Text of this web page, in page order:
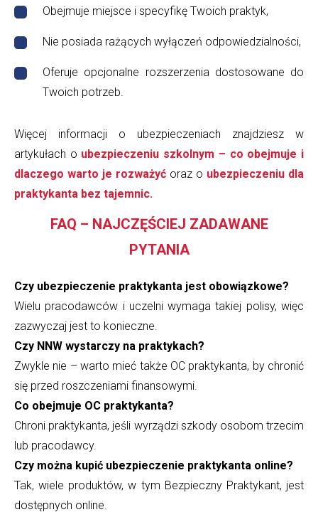
Obejmuje miejsce i specyfikę Twoich praktyk,
Nie posiada rażących wyłączeń odpowiedzialności,
Oferuje opcjonalne rozszerzenia dostosowane do
Twoich potrzeb.
Więcej informacji o ubezpieczeniach znajdziesz w
artykułach o ubezpieczeniu szkolnym – co obejmuje i
dlaczego warto je rozważyć oraz o ubezpieczeniu dla
praktykanta bez tajemnic.
FAQ – NAJCZĘŚCIEJ ZADAWANE
PYTANIA
Czy ubezpieczenie praktykanta jest obowiązkowe?
Wielu pracodawców i uczelni wymaga takiej polisy, więc
zazwyczaj jest to konieczne.
Czy NNW wystarczy na praktykach?
Zwykle nie – warto mieć także OC praktykanta, by chronić
się przed roszczeniami finansowymi.
Co obejmuje OC praktykanta?
Chroni praktykanta, jeśli wyrządzi szkody osobom trzecim
lub pracodawcy.
Czy można kupić ubezpieczenie praktykanta online?
Tak, wiele produktów, w tym Bezpieczny Praktykant, jest
dostępnych online.